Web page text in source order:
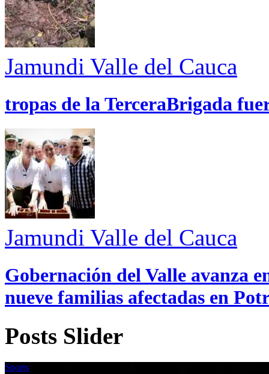
Jamundi Valle del Cauca
tropas de la TerceraBrigada
Jamundi Valle del Cauca
Gobernación del Valle avanza
nueve familias afectadas en
Posts Slider
Sports